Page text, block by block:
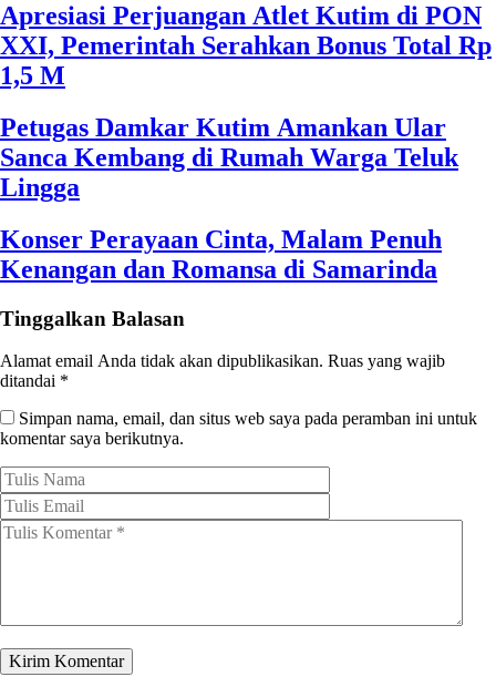
Apresiasi Perjuangan Atlet Kutim di PON
XXI, Pemerintah Serahkan Bonus Total Rp
1,5 M
Petugas Damkar Kutim Amankan Ular
Sanca Kembang di Rumah Warga Teluk
Lingga
Konser Perayaan Cinta, Malam Penuh
Kenangan dan Romansa di Samarinda
Tinggalkan Balasan
Alamat email Anda tidak akan dipublikasikan. Ruas yang wajib
ditandai *
Simpan nama, email, dan situs web saya pada peramban ini untuk
komentar saya berikutnya.